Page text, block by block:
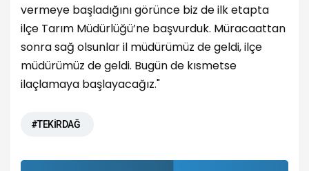
vermeye başladığını görünce biz de ilk etapta
ilçe Tarım Müdürlüğü’ne başvurduk. Müracaattan
sonra sağ olsunlar il müdürümüz de geldi, ilçe
müdürümüz de geldi. Bugün de kısmetse
ilaçlamaya başlayacağız."
#TEKİRDAĞ